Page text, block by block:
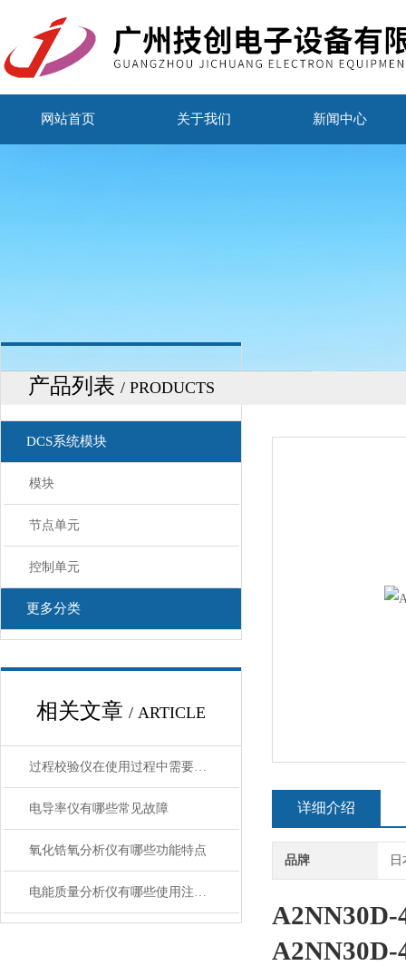
网站首页 关于我们 新闻中心
产品列表 / PRODUCTS
DCS系统模块
模块
节点单元
控制单元
更多分类
相关文章 / ARTICLE
过程校验仪在使用过程中需要注意哪些安全问题
电导率仪有哪些常见故障
氧化锆氧分析仪有哪些功能特点
电能质量分析仪有哪些使用注意事项
详细介绍
品牌
A2NN30D-
A2NN30D-